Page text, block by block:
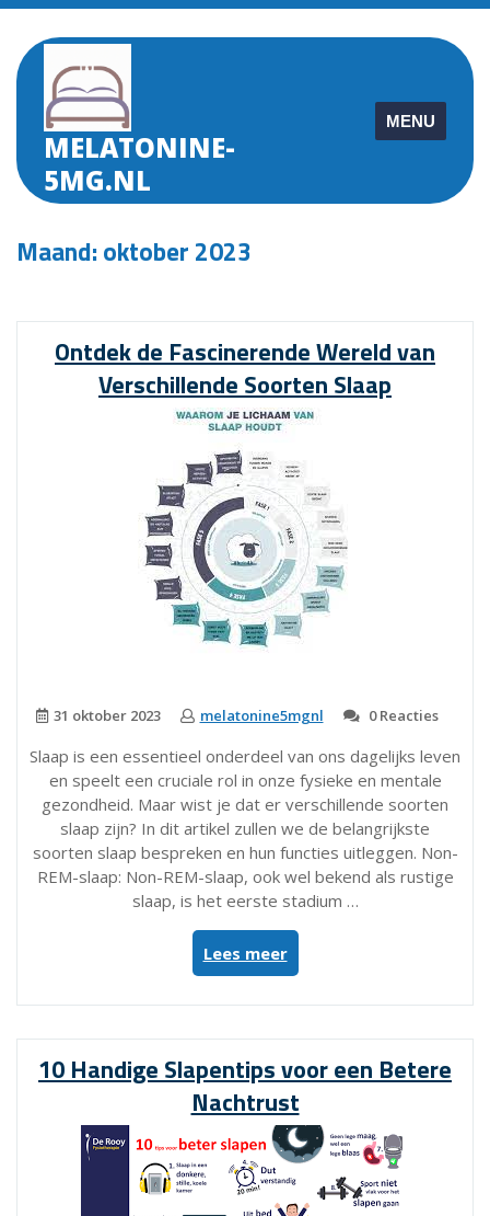
Skip
content
MELATONINE-
5MG.NL
MENU
Maand:oktober 2023
Ontdek de Fascinerende Wereld van
Verschillende Soorten Slaap
31 oktober 2023 melatonine5mgnl 0 Reacties
Slaap is een essentieel onderdeel van ons dagelijks leven
en speelt een cruciale rol in onze fysieke en mentale
gezondheid. Maar wist je dat er verschillende soorten
slaap zijn? In dit artikel zullen we de belangrijkste
soorten slaap bespreken en hun functies uitleggen. Non-
REM-slaap: Non-REM-slaap, ook wel bekend als rustige
slaap, is het eerste stadium …
Lees meer“Ontdek
de
Fascinerende
Verschillende
Soorten
Slaap”
10 Handige Slapentips voor een Betere
Nachtrust